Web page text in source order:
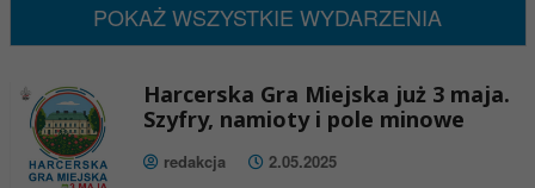
POKAŻ WSZYSTKIE WYDARZENIA
Harcerska Gra Miejska już 3 maja.
Szyfry, namioty i pole minowe
redakcja 2.05.2025